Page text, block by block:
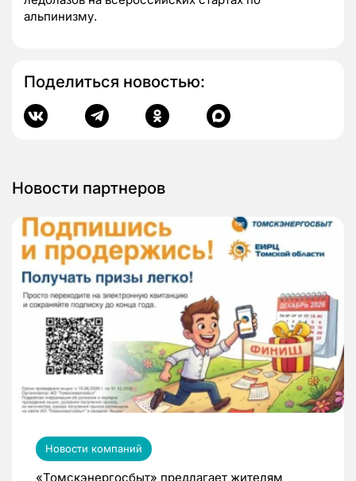
альпинизму.
Поделиться новостью:
Новости партнеров
Новости компаний
«Томскэнергосбыт» предлагает жителям